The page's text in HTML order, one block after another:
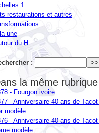
1
restaurations et autres
une
du H
:
la même rubrique
- Fourgon ivoire
- Anniversaire 40 ans de Tacot ,
modèle
- Anniversaire 40 ans de Tacot ,
modèle